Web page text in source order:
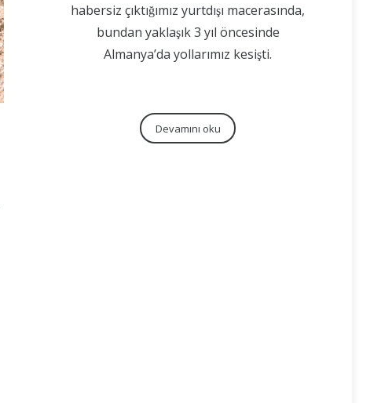
habersiz çıktığımız yurtdışı macerasında,
bundan yaklaşık 3 yıl öncesinde
Almanya’da yollarımız kesişti.
Devamını oku